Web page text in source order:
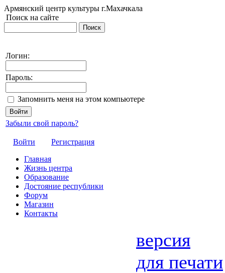
Армянский центр культуры г.Махачкала
Поиск на сайте
Логин:
Пароль:
Запомнить меня на этом компьютере
Забыли свой пароль?
Войти
Регистрация
Главная
Жизнь центра
Образование
Достояние республики
Форум
Магазин
Контакты
версия
для печати